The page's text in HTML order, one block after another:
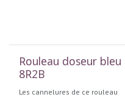
Rouleau doseur bleu
8R2B
Les cannelures de ce rouleau